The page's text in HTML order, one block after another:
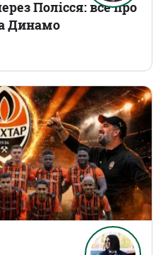
Полісся: все про
Динамо